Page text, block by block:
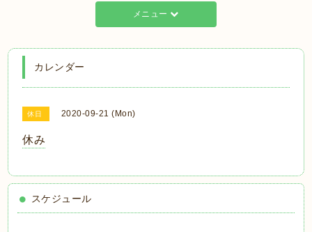
メニュー
カレンダー
休日 2020-09-21 (Mon)
休み
スケジュール